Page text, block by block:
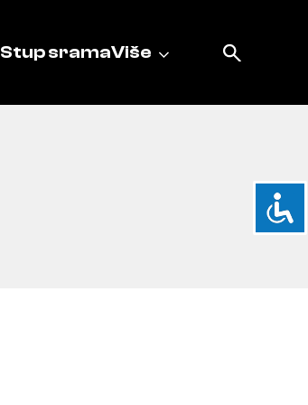
Stup sramaViše